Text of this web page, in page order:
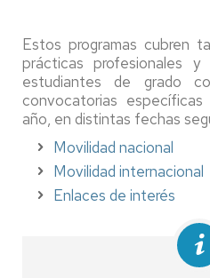
Estos programas cubren
prácticas profesionales
estudiantes de grado
convocatorias
año, en distintas fechas
Movilidad nacional
Movilidad internacional
Enlaces de interés